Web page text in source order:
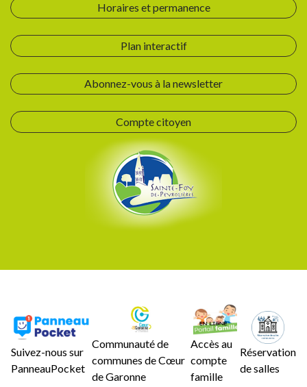
Horaires et permanence
Plan interactif
Abonnez-vous à la newsletter
Compte citoyen
Suivez-nous sur
PanneauPocket
Communauté de
communes de Cœur
de Garonne
Accès au
compte
famille
Réservation
de salles